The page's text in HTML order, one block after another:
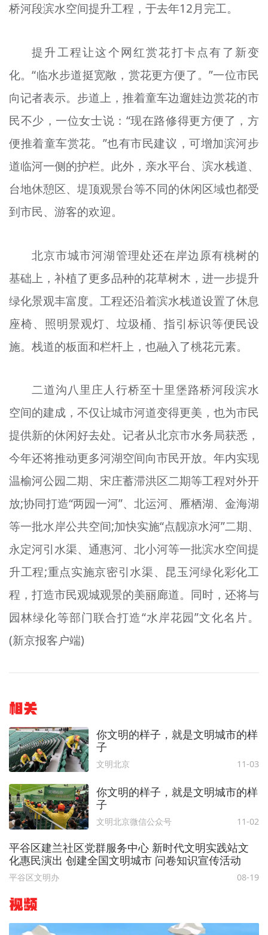
桥河段滨水空间提升工程，于去年12月完工。
提升工程让这个网红赏花打卡点有了新变
化。“临水步道挺宽敞，赏花更方便了。”一位市民
向记者表示。步道上，推着童车边遛娃边赏花的市
民不少，一位女士说：“现在路修得更方便了，方
便推着童车赏花。”也有市民建议，可增加滨河步
道临河一侧的护栏。此外，亲水平台、滨水栈道、
台地休憩区、堤顶观景台等不同的休闲区域也都受
到市民、游客的欢迎。
北京市城市河湖管理处还在岸边原有桃树的
基础上，补植了更多品种的花草树木，进一步提升
绿化景观丰富度。工程还沿着滨水栈道设置了休息
座椅、照明景观灯、垃圾桶、指引标识等便民设
施。栈道的板面和栏杆上，也融入了桃花元素。
二道沟八里庄人行桥至十里堡路桥河段滨水
空间的建成，不仅让城市河道变得更美，也为市民
提供新的休闲好去处。记者从北京市水务局获悉，
今年还将推动更多河湖空间向市民开放。年内实现
温榆河公园二期、宋庄蓄滞洪区二期等工程对外开
放;协同打造“两园一河”、北运河、雁栖湖、金海湖
等一批水岸公共空间;加快实施“点靓凉水河”二期、
永定河引水渠、通惠河、北小河等一批滨水空间提
升工程;重点实施京密引水渠、昆玉河绿化彩化工
程，打造市民观城观景的美丽廊道。同时，还将与
园林绿化等部门联合打造“水岸花园”文化名片。
(新京报客户端)
相关
你文明的样子，就是文明城市的样
子
文明北京 11-03
你文明的样子，就是文明城市的样
子
文明北京微信公众号 11-02
平谷区建兰社区党群服务中心 新时代文明实践站文
化惠民演出 创建全国文明城市 问卷知识宣传活动
平谷区文明办 08-19
视频